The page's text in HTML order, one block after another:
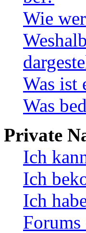
Wie
Was ist
Was
Private
Ich
Ich
Ich
Forums